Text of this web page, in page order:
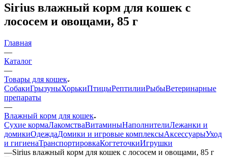
Sirius влажный корм для кошек с
лососем и овощами, 85 г
Главная
—
Каталог
—
Товары для кошек
СобакиГрызуныХорькиПтицыРептилииРыбыВетеринарные
препараты
—
Влажный корм для кошек
Сухие кормаЛакомстваВитаминыНаполнителиЛежанки и
домикиОдеждаДомики и игровые комплексыАксессуарыУход
и гигиенаТранспортировкаКогтеточкиИгрушки
—Sirius влажный корм для кошек с лососем и овощами, 85 г